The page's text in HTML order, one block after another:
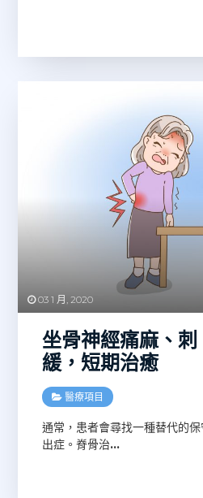
03 1 月, 2020
坐骨神經痛麻、
緩，短期治癒
醫療項目
通常，患者會尋找一種替代的
出症。脊骨治…